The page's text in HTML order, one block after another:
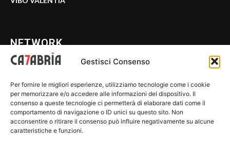
Gestisci Consenso
Per fornire le migliori esperienze, utilizziamo tecnologie come i cookie
per memorizzare e/o accedere alle informazioni del dispositivo. Il
consenso a queste tecnologie ci permetterà di elaborare dati come il
comportamento di navigazione o ID unici su questo sito. Non
acconsentire o ritirare il consenso può influire negativamente su alcune
caratteristiche e funzioni.
NETWORK
WE CALABRIA
C7 PLAY
MIX ZONE